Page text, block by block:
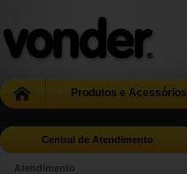
Produtos e Acessórios
Central de Atendimento
Atendimento